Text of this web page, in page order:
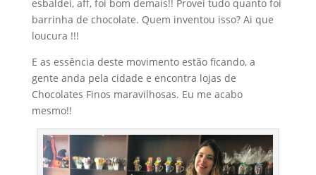
esbaldei, aff, foi bom demais!! Provei tudo quanto foi
barrinha de chocolate. Quem inventou isso? Ai que
loucura !!!
E as essência deste movimento estão ficando, a
gente anda pela cidade e encontra lojas de
Chocolates Finos maravilhosas. Eu me acabo
mesmo!!